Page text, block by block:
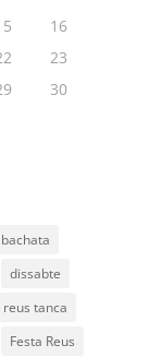
16
23
30
bachata
dissabte
tanca
Festa Reus